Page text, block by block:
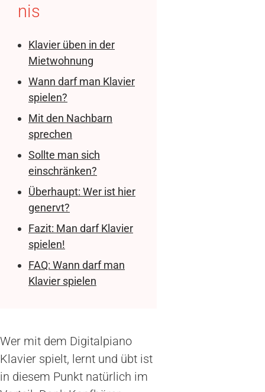
nis
Klavier üben in der
Mietwohnung
Wann darf man Klavier
spielen?
Mit den Nachbarn
sprechen
Sollte man sich
einschränken?
Überhaupt: Wer ist hier
genervt?
Fazit: Man darf Klavier
spielen!
FAQ: Wann darf man
Klavier spielen
Wer mit dem Digitalpiano
Klavier spielt, lernt und übt ist
in diesem Punkt natürlich im